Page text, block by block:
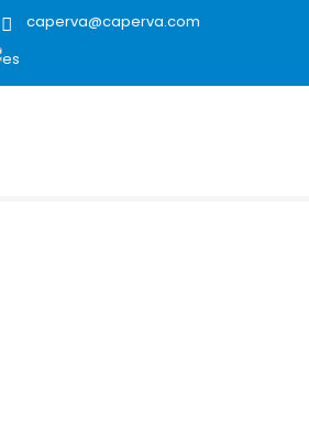
caperva@caperva.com